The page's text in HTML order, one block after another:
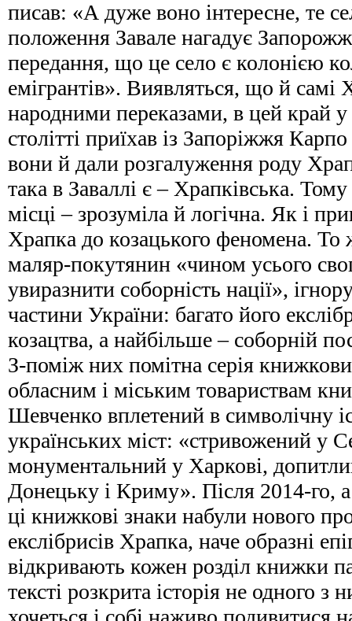
писав: «А дуже воно інтересне, те
положення Завале нагадує
передання, що це село є колонією
емігрантів». Виявляться, що й самі
народними переказами, в цей край
столітті приїхав із Запоріжжя
вони й дали розгалуження роду
така в Заваллі є – Храпківська.
місці – зрозуміла й логічна. Як і
Храпка до козацького феномена.
маляр-покутянин «чином усього
увиразнити соборність нації»,
частини України: багато його
козацтва, а найбільше – соборній
З-поміж них помітна серія
обласним і міським товариствам
Шевченко вплетений в символічну
українських міст: «стривожений у
монументальний у Харкові,
Донецьку і Криму». Після 2014-го,
ці книжкові знаки набули нового
екслібрисів Храпка, наче образні
відкривають кожен розділ книжки
тексті розкрита історія не одного